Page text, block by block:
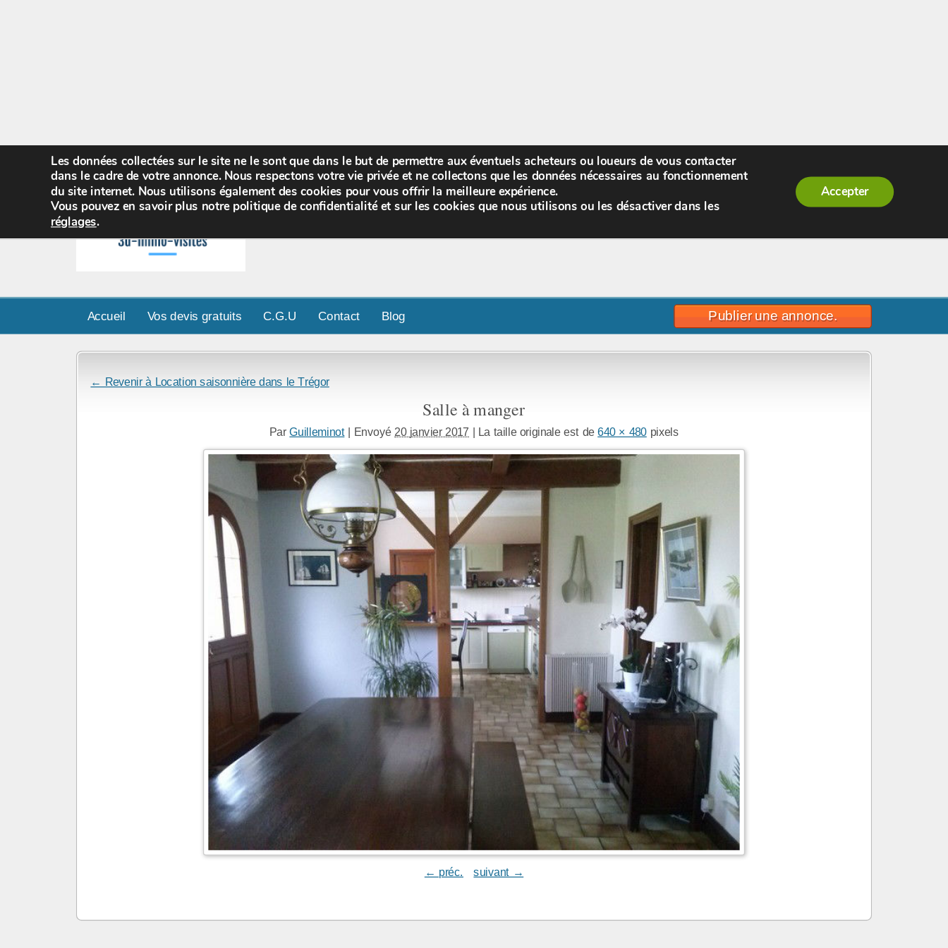
Bienvenue,visiteur ![S'enregistrer
Publier une annonce.
Accueil Vos devis gratuits C.G.U Contact Blog
← Revenir à Location saisonnière dans le Trégor
Salle à manger
Par Guilleminot | Envoyé 20 janvier 2017 | La taille originale est de640 × 480pixels
← préc. suivant →
Les données collectées sur le site ne le sont que dans le but de permettre aux éventuels acheteurs ou loueurs de vous contacter
dans le cadre de votre annonce. Nous respectons votre vie privée et ne collectons que les données nécessaires au fonctionnement
du site internet. Nous utilisons également des cookies pour vous offrir la meilleure expérience.
Vous pouvez en savoir plus notre politique de confidentialité et sur les cookies que nous utilisons ou les désactiver dans les
réglages.
Accepter